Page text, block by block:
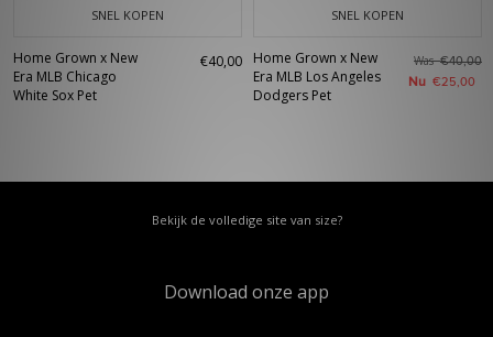
SNEL KOPEN
Home Grown x New
Era MLB Chicago
White Sox Pet
€40,00
SNEL KOPEN
Home Grown x New
Era MLB Los Angeles
Dodgers Pet
Was€40,00
Nu €25,00
Bekijk de volledige site van size?
Download onze app